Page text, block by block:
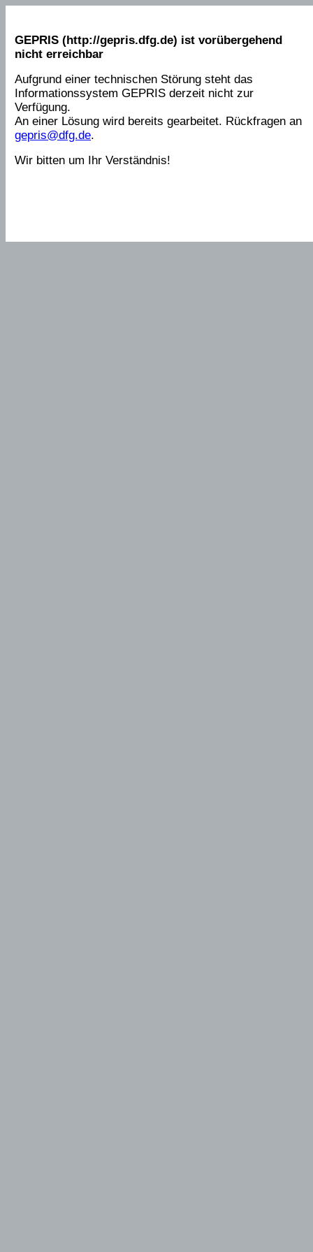
GEPRIS (http://gepris.dfg.de) ist vorübergehend
nicht erreichbar
Aufgrund einer technischen Störung steht das
Informationssystem GEPRIS derzeit nicht zur
Verfügung.
An einer Lösung wird bereits gearbeitet. Rückfragen an
gepris@dfg.de.
Wir bitten um Ihr Verständnis!